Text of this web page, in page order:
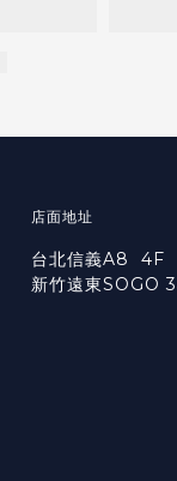
店面地址
台北信義A8 4F
新竹遠東SOGO